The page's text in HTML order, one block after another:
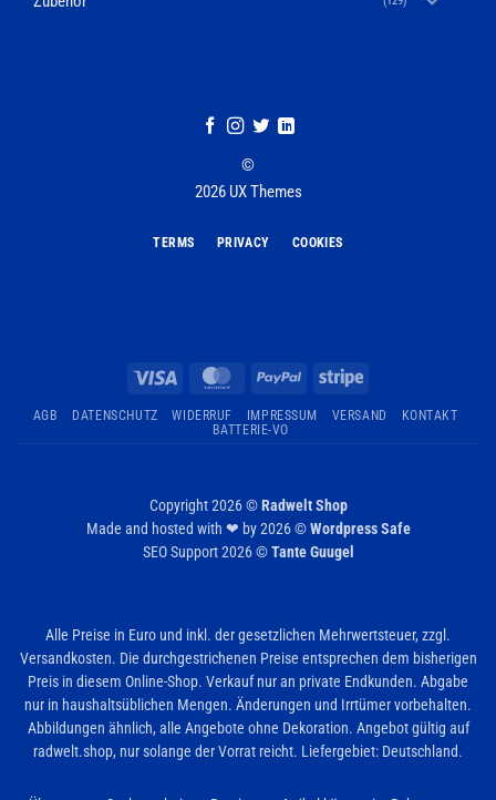
©
2026 UX Themes
TERMS PRIVACY COOKIES
MasterCardPayPal Stripe
AGB DATENSCHUTZ WIDERRUF IMPRESSUM VERSAND
KONTAKT
BATTERIE-VO
Copyright 2026 ©Radwelt Shop
Made and hosted with ❤ by 2026 ©Wordpress Safe
SEO Support 2026 ©Tante Guugel
Alle Preise in Euro und inkl. der gesetzlichen Mehrwertsteuer, zzgl.
Versandkosten. Die durchgestrichenen Preise entsprechen dem bisherigen
Preis in diesem Online-Shop. Verkauf nur an private Endkunden. Abgabe
nur in haushaltsüblichen Mengen. Änderungen und Irrtümer vorbehalten.
Abbildungen ähnlich, alle Angebote ohne Dekoration. Angebot gültig auf
radwelt.shop, nur solange der Vorrat reicht. Liefergebiet: Deutschland.